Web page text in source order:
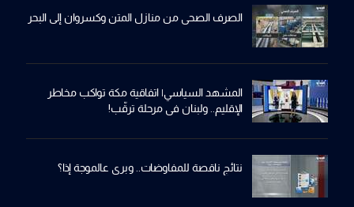
الصرف الصحي من منازل المتن وكسروان إلى البحر
المشهد السياسي| اتفاقية مكة تواكب مخاطر
الإقليم.. ولبنان في مرحلة ترقّب!
نتائج ناقصة للمفاوضات.. وبري عالموجة إذا؟